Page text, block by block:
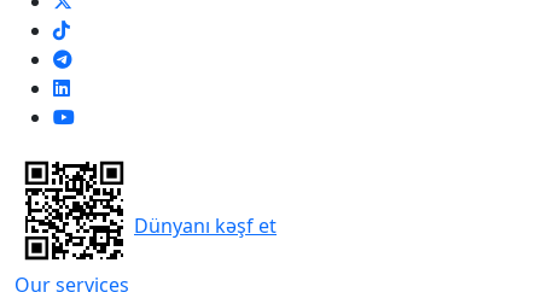
Our services
Dünyanı kəşf et